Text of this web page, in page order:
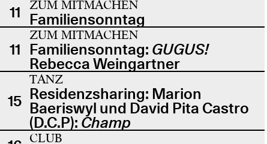
11
ZUM MITMACHEN
Familiensonntag
11
ZUM MITMACHEN
Familiensonntag: GUGUS!
Rebecca Weingartner
15
TANZ
Residenzsharing: Marion
Baeriswyl und David Pita Castro
(D.C.P): Champ
CLUB